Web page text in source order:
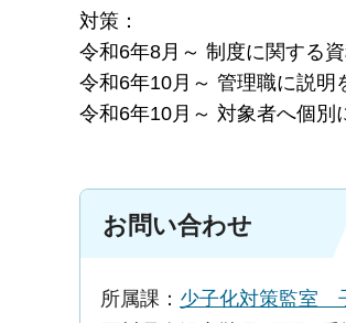
対策：
令和6年8月～ 制度に関する
令和6年10月～ 管理職に説明
令和6年10月～ 対象者へ個別
お問い合わせ
所属課： 少子化対策監室